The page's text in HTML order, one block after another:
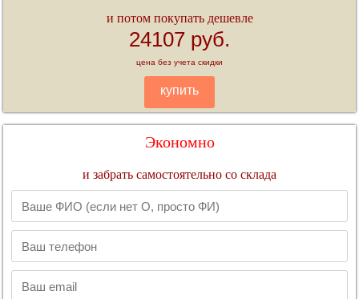
и потом покупать дешевле
24107 руб.
цена без учета скидки
купить
Экономно
и забрать самостоятельно со склада